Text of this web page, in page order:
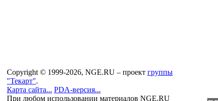
Copyright © 1999-2026, NGE.RU – проект группы
"Текарт".
Карта сайта... PDA-версия...
При любом использовании материалов NGE.RU